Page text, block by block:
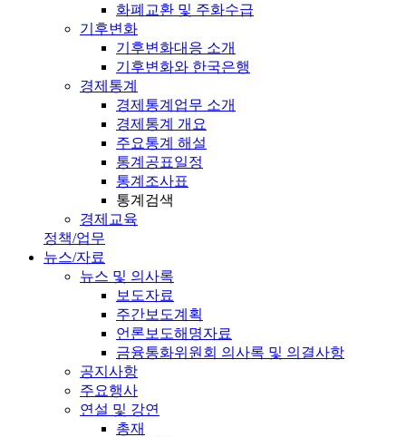
화폐교환 및 주화수급
기후변화
기후변화대응 소개
기후변화와 한국은행
경제통계
경제통계업무 소개
경제통계 개요
주요통계 해설
통계공표일정
통계조사표
통계검색
경제교육
정책/업무
뉴스/자료
뉴스 및 의사록
보도자료
주간보도계획
언론보도해명자료
금융통화위원회 의사록 및 의결사항
공지사항
주요행사
연설 및 강연
총재